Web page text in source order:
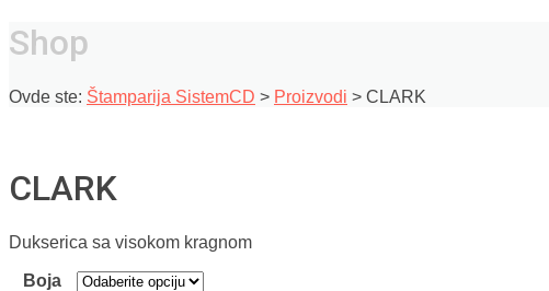
Shop
Ovde ste: Štamparija SistemCD > Proizvodi > CLARK
CLARK
Dukserica sa visokom kragnom
Boja